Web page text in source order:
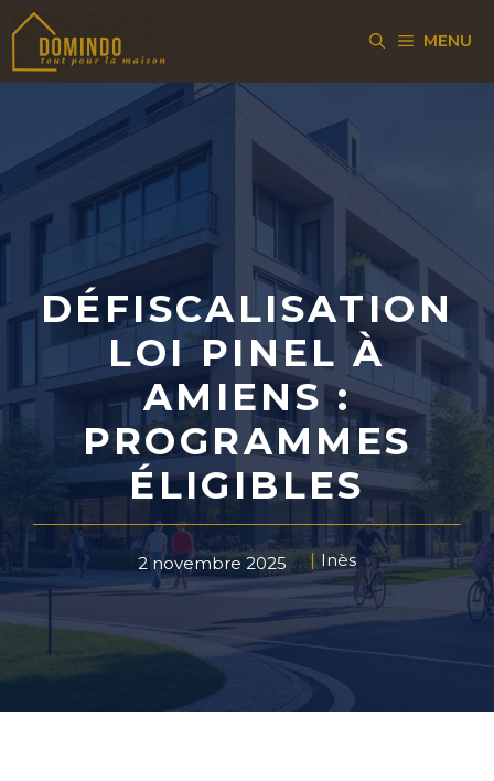
Aller
contenu
MENU
DÉFISCALISATION
LOI PINEL À
AMIENS :
PROGRAMMES
ÉLIGIBLES
2 novembre 2025 Inès